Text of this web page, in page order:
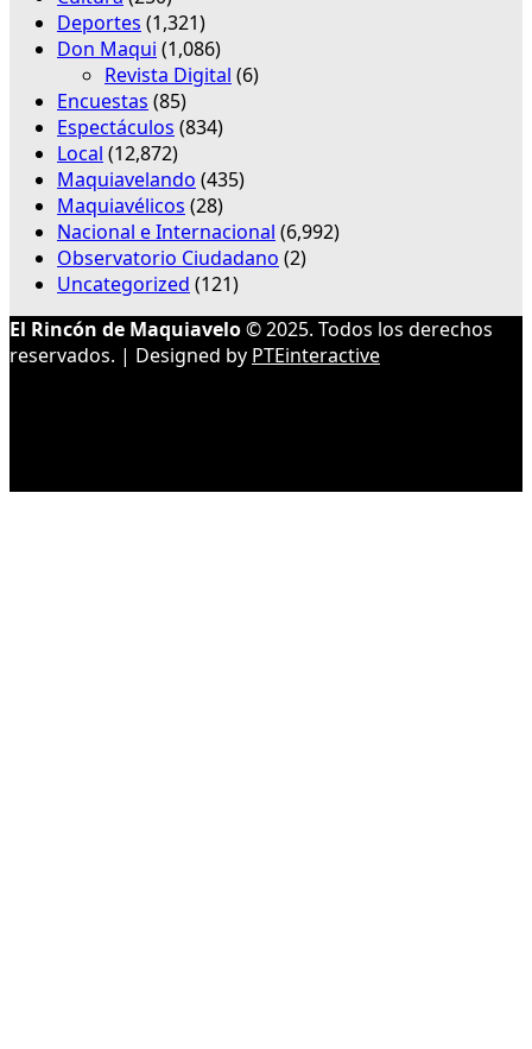
Deportes (1,321)
Don Maqui (1,086)
Revista Digital (6)
Encuestas (85)
Espectáculos (834)
Local (12,872)
Maquiavelando (435)
Maquiavélicos (28)
Nacional e Internacional (6,992)
Observatorio Ciudadano (2)
Uncategorized (121)
El Rincón de Maquiavelo© 2025. Todos los derechos
reservados. | Designed by PTEinteractive